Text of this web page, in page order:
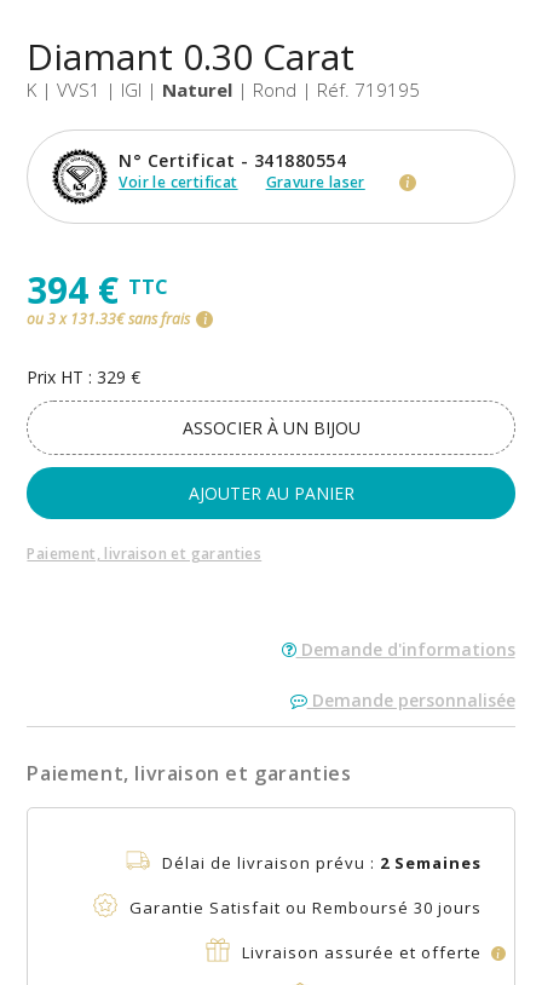
Diamant 0.30 Carat
K | VVS1 | IGI | Naturel | Rond | Réf. 719195
N° Certificat - 341880554
Voir le certificat Gravure laser i
394 € TTC
ou 3 x 131.33€ sans frais i
Prix HT : 329 €
ASSOCIER À UN BIJOU
AJOUTER AU PANIER
Paiement, livraison et garanties
Demande d'informations
Demande personnalisée
Paiement, livraison et garanties
Délai de livraison prévu : 2 Semaines
Garantie Satisfait ou Remboursé 30 jours
Livraison assurée et offerte i